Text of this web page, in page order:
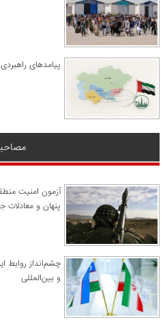
پیامدهای
آزمون امنیت
پنهان و معادلات
چشم‌انداز روابط
و بین‌المللی